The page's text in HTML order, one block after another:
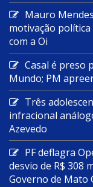
Mauro
motivação
com a Oi
Casal é preso
Mundo; PM
Três
infracional
Azevedo
PF deflagra
desvio de R$ 308
Governo de Mato